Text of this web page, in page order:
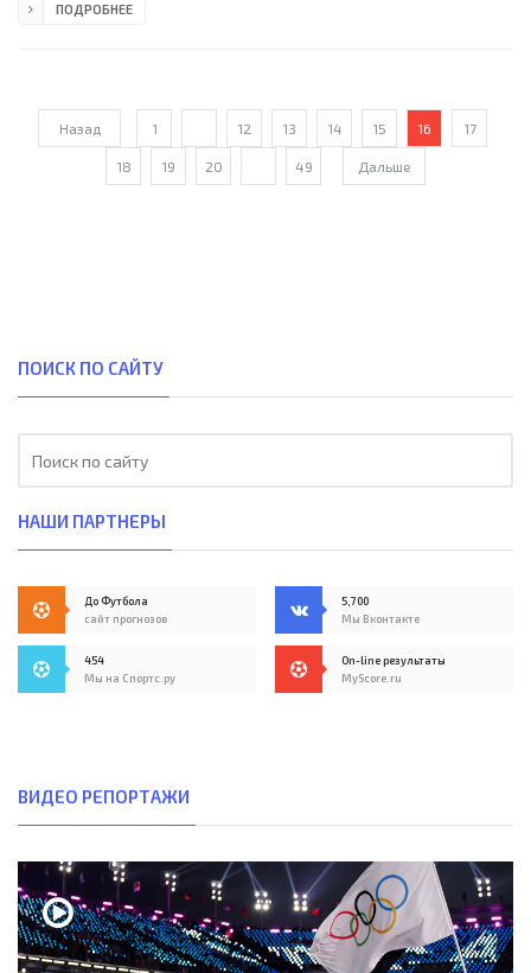
Белоруссия), Дмитрий Жук (Белоруссия), Андрей Гетиков
Фредди Гуарин (Пабло Освальдо, 63), Здравко
ПОДРОБНЕЕ
Назад 1 12 13 14 15 16 17
18 19 20 49 Дальше
ПОИСК ПО САЙТУ
НАШИ ПАРТНЕРЫ
До Футбола
сайт прогнозов
5,700
Мы Вконтакте
454
Мы на Спортс.ру
On-line результаты
MyScore.ru
ВИДЕО РЕПОРТАЖИ